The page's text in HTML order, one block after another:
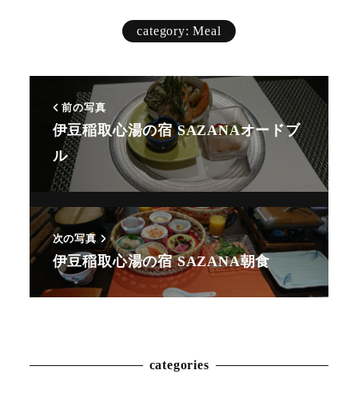
Animal
category: Meal
前の写真
伊豆稲取心湯の宿 SAZANAオードブ
ル
次の写真
伊豆稲取心湯の宿 SAZANA朝食
categories